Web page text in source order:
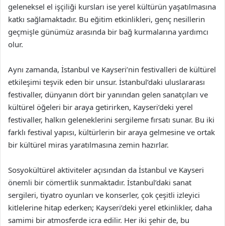
geleneksel el işçiliği kursları ise yerel kültürün yaşatılmasına
katkı sağlamaktadır. Bu eğitim etkinlikleri, genç nesillerin
geçmişle günümüz arasında bir bağ kurmalarına yardımcı
olur.
Aynı zamanda, İstanbul ve Kayseri’nin festivalleri de kültürel
etkileşimi teşvik eden bir unsur. İstanbul’daki uluslararası
festivaller, dünyanın dört bir yanından gelen sanatçıları ve
kültürel öğeleri bir araya getirirken, Kayseri’deki yerel
festivaller, halkın geleneklerini sergileme fırsatı sunar. Bu iki
farklı festival yapısı, kültürlerin bir araya gelmesine ve ortak
bir kültürel miras yaratılmasına zemin hazırlar.
Sosyokültürel aktiviteler açısından da İstanbul ve Kayseri
önemli bir cömertlik sunmaktadır. İstanbul’daki sanat
sergileri, tiyatro oyunları ve konserler, çok çeşitli izleyici
kitlelerine hitap ederken; Kayseri’deki yerel etkinlikler, daha
samimi bir atmosferde icra edilir. Her iki şehir de, bu